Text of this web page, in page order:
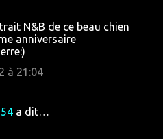
N&B de ce beau chien
anniversaire
à 21:04
a dit…